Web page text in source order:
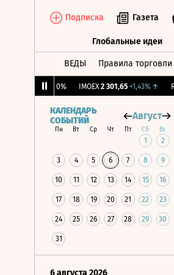
Подписка Газета
Глобальные идеи
ВЕДЫ Правила торговли
IMOEX 2 301,65 +1,43%↑ RTSI
КАЛЕНДАРЬ
СОБЫТИЙ
Август
Пн Вт Ср Чт Пт Сб Вс
1 2
3 4 5 6 7 8 9
10 11 12 13 14 15 16
17 18 19 20 21 22 23
24 25 26 27 28 29 30
31
6 августа 2026